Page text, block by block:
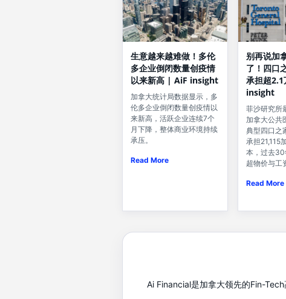
生意越来越难做！多伦
多企业倒闭数量创疫情
以来新高 | AiF insight
加拿大统计局数据显示，多
伦多企业倒闭数量创疫情以
来新高，活跃企业连续7个
月下降，整体商业环境持续
承压。
Read More
别再说加
了！四口
承担超
insight
菲沙研究所
加拿大公共
典型四口之
承担21,115
本，过去
超物价与工
Read More
Ai Financial是加拿大领先的Fin-